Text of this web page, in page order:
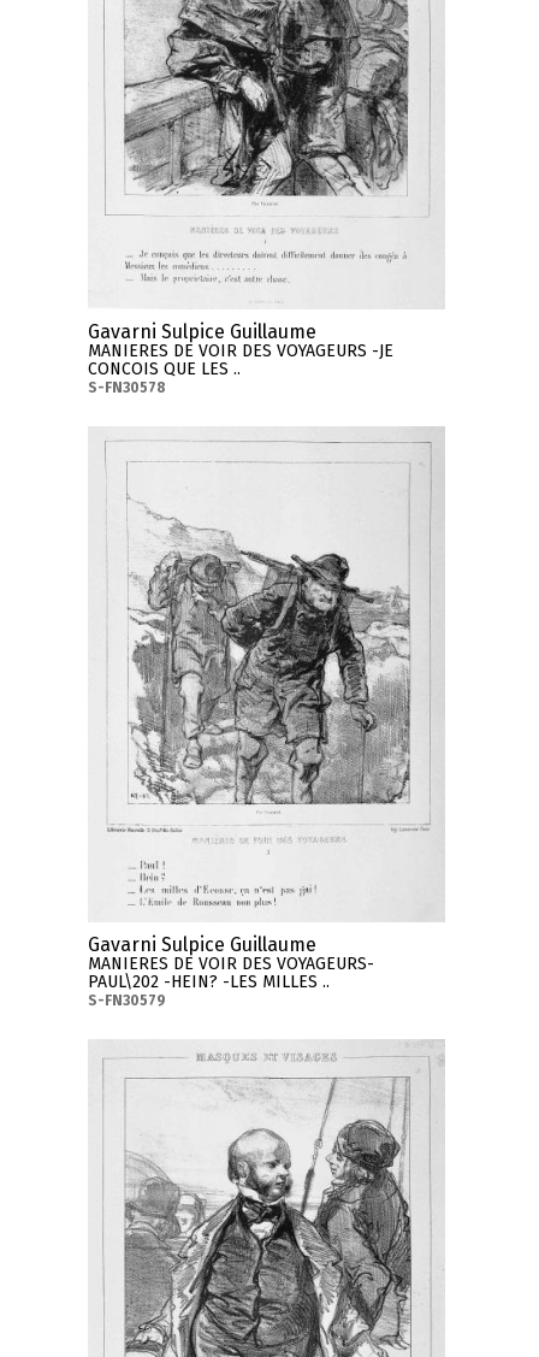
Gavarni Sulpice Guillaume
MANIERES DE VOIR DES VOYAGEURS -JE
CONCOIS QUE LES ..
S-FN30578
Gavarni Sulpice Guillaume
MANIERES DE VOIR DES VOYAGEURS-
PAUL\202 -HEIN? -LES MILLES ..
S-FN30579